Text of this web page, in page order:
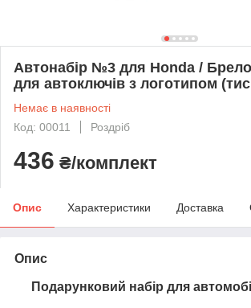
Автонабір №3 для Honda /
для автоключів з логотипом
Немає в наявності
Код: 00011
Роздріб
436 ₴/комплект
Опис Характеристики Доставка
Опис
Подарунковий набір для